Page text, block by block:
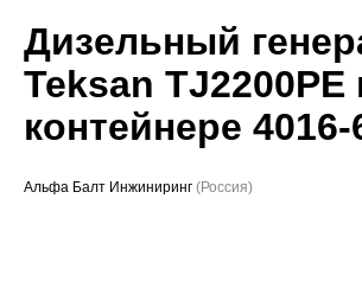
Сервис
Судовое ЭО
Проекты
Дизельный
Teksan TJ2200PE
контейнере 4016-
Альфа Балт Инжиниринг (Россия)